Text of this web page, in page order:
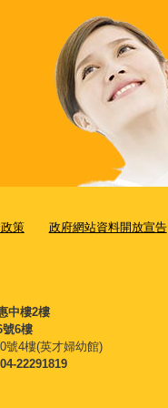
策 政府網站資料開放宣告
中樓2樓
號6樓
號4樓(英才婦幼館)
22291819